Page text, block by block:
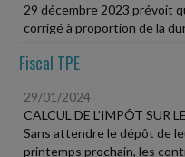
29 décembre 2023 prévoit
corrigé à proportion de la
Fiscal TPE
29/01/2024
CALCUL DE L'IMPÔT SUR
Sans attendre le dépôt de
printemps prochain, les